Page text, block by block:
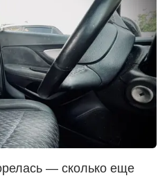
— сколько еще